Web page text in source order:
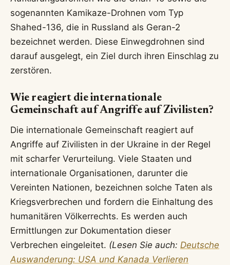
sogenannten Kamikaze-Drohnen vom Typ
Shahed-136, die in Russland als Geran-2
bezeichnet werden. Diese Einwegdrohnen sind
darauf ausgelegt, ein Ziel durch ihren Einschlag zu
zerstören.
Wie reagiert die internationale
Gemeinschaft auf Angriffe auf Zivilisten?
Die internationale Gemeinschaft reagiert auf
Angriffe auf Zivilisten in der Ukraine in der Regel
mit scharfer Verurteilung. Viele Staaten und
internationale Organisationen, darunter die
Vereinten Nationen, bezeichnen solche Taten als
Kriegsverbrechen und fordern die Einhaltung des
humanitären Völkerrechts. Es werden auch
Ermittlungen zur Dokumentation dieser
Verbrechen eingeleitet. (Lesen Sie auch: Deutsche
Auswanderung: USA und Kanada Verlieren